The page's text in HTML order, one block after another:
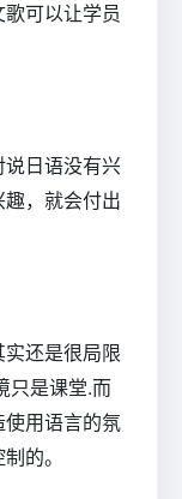
可以让学员
日语没有兴
，就会付出
还是很局限
只是课堂.而
用语言的氛
的。